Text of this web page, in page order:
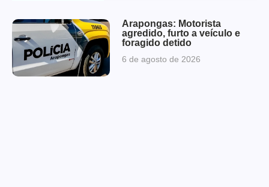
Arapongas: Motorista
agredido, furto a veículo e
foragido detido
6 de agosto de 2026